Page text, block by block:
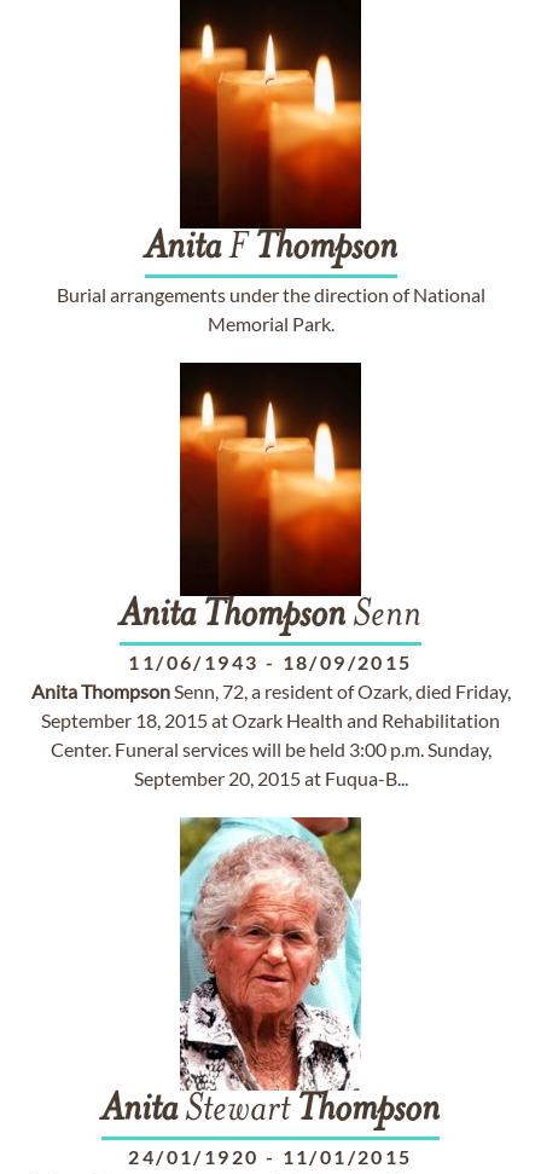
AnitaF Thompson
Burial arrangements under the direction of National
Memorial Park.
Anita Thompson Senn
11/06/1943 - 18/09/2015
AnitaThompsonSenn, 72, a resident of Ozark, died Friday,
September 18, 2015 at Ozark Health and Rehabilitation
Center. Funeral services will be held 3:00 p.m. Sunday,
September 20, 2015 at Fuqua-B...
AnitaStewart Thompson
24/01/1920 - 11/01/2015